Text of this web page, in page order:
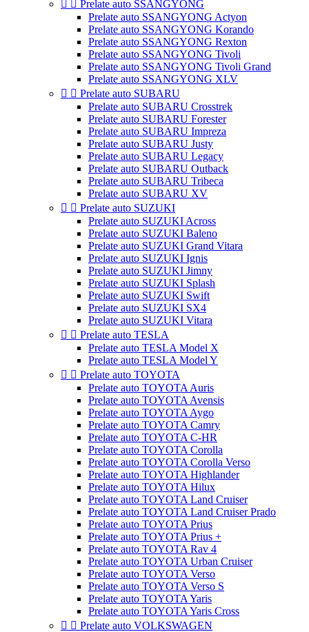
  Prelate auto SSANGYONG
Prelate auto SSANGYONG Actyon
Prelate auto SSANGYONG Korando
Prelate auto SSANGYONG Rexton
Prelate auto SSANGYONG Tivoli
Prelate auto SSANGYONG Tivoli Grand
Prelate auto SSANGYONG XLV
  Prelate auto SUBARU
Prelate auto SUBARU Crosstrek
Prelate auto SUBARU Forester
Prelate auto SUBARU Impreza
Prelate auto SUBARU Justy
Prelate auto SUBARU Legacy
Prelate auto SUBARU Outback
Prelate auto SUBARU Tribeca
Prelate auto SUBARU XV
  Prelate auto SUZUKI
Prelate auto SUZUKI Across
Prelate auto SUZUKI Baleno
Prelate auto SUZUKI Grand Vitara
Prelate auto SUZUKI Ignis
Prelate auto SUZUKI Jimny
Prelate auto SUZUKI Splash
Prelate auto SUZUKI Swift
Prelate auto SUZUKI SX4
Prelate auto SUZUKI Vitara
  Prelate auto TESLA
Prelate auto TESLA Model X
Prelate auto TESLA Model Y
  Prelate auto TOYOTA
Prelate auto TOYOTA Auris
Prelate auto TOYOTA Avensis
Prelate auto TOYOTA Aygo
Prelate auto TOYOTA Camry
Prelate auto TOYOTA C-HR
Prelate auto TOYOTA Corolla
Prelate auto TOYOTA Corolla Verso
Prelate auto TOYOTA Highlander
Prelate auto TOYOTA Hilux
Prelate auto TOYOTA Land Cruiser
Prelate auto TOYOTA Land Cruiser Prado
Prelate auto TOYOTA Prius
Prelate auto TOYOTA Prius +
Prelate auto TOYOTA Rav 4
Prelate auto TOYOTA Urban Cruiser
Prelate auto TOYOTA Verso
Prelate auto TOYOTA Verso S
Prelate auto TOYOTA Yaris
Prelate auto TOYOTA Yaris Cross
  Prelate auto VOLKSWAGEN